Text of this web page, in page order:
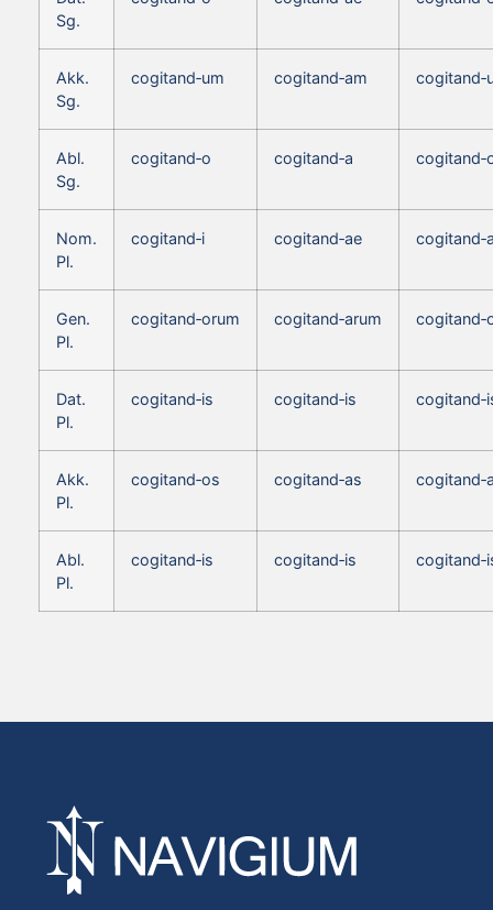
Sg.
Akk.
Sg.
cogitand‑um cogitand‑am
Abl.
Sg.
cogitand‑o cogitand‑a
Nom.
Pl.
cogitand‑i cogitand‑ae
Gen.
Pl.
cogitand‑orum cogitand‑arum
Dat.
Pl.
cogitand‑is cogitand‑is
Akk.
Pl.
cogitand‑os cogitand‑as
Abl.
Pl.
cogitand‑is cogitand‑is